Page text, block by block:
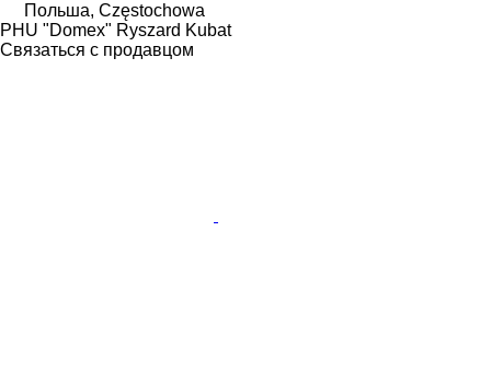
Польша, Częstochowa
PHU "Domex" Ryszard Kubat
Связаться с продавцом